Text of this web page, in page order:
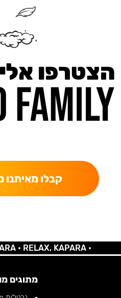
הצטרפו
קבלו
RELAX, KAPARA •
מתוגים